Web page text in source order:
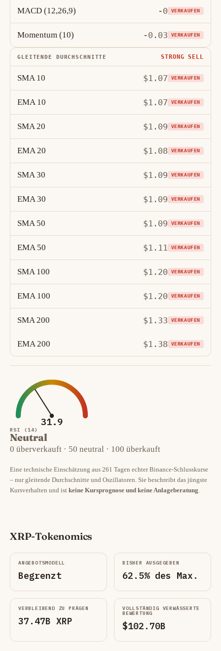
MACD (12,26,9) -0 VERKAUFEN
Momentum (10) -0.03 VERKAUFEN
GLEITENDE DURCHSCHNITTE STRONG SELL
SMA 10 $1.07 VERKAUFEN
EMA 10 $1.07 VERKAUFEN
SMA 20 $1.09 VERKAUFEN
EMA 20 $1.08 VERKAUFEN
SMA 30 $1.09 VERKAUFEN
EMA 30 $1.09 VERKAUFEN
SMA 50 $1.09 VERKAUFEN
EMA 50 $1.11 VERKAUFEN
SMA 100 $1.20 VERKAUFEN
EMA 100 $1.20 VERKAUFEN
SMA 200 $1.33 VERKAUFEN
EMA 200 $1.38 VERKAUFEN
31.9
RSI (14)
Neutral
0 überverkauft · 50 neutral · 100 überkauft
Eine technische Einschätzung aus 261 Tagen echter Binance-Schlusskurse
– nur gleitende Durchschnitte und Oszillatoren. Sie beschreibt das jüngste
Kursverhalten und ist keine Kursprognose und keine Anlageberatung.
XRP-Tokenomics
ANGEBOTSMODELL
Begrenzt
BISHER AUSGEGEBEN
62.5% des Max.
VERBLEIBEND ZU PRÄGEN
37.47B XRP
VOLLSTÄNDIG VERWÄSSERTE
BEWERTUNG
$102.70B